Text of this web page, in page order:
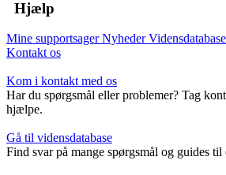
Hjælp
Mine supportsagerNyhederVidensdatabase
Kontakt os
Kom i kontakt med os
Har du spørgsmål eller problemer? Tag
hjælpe.
Gå til vidensdatabase
Find svar på mange spørgsmål og guides